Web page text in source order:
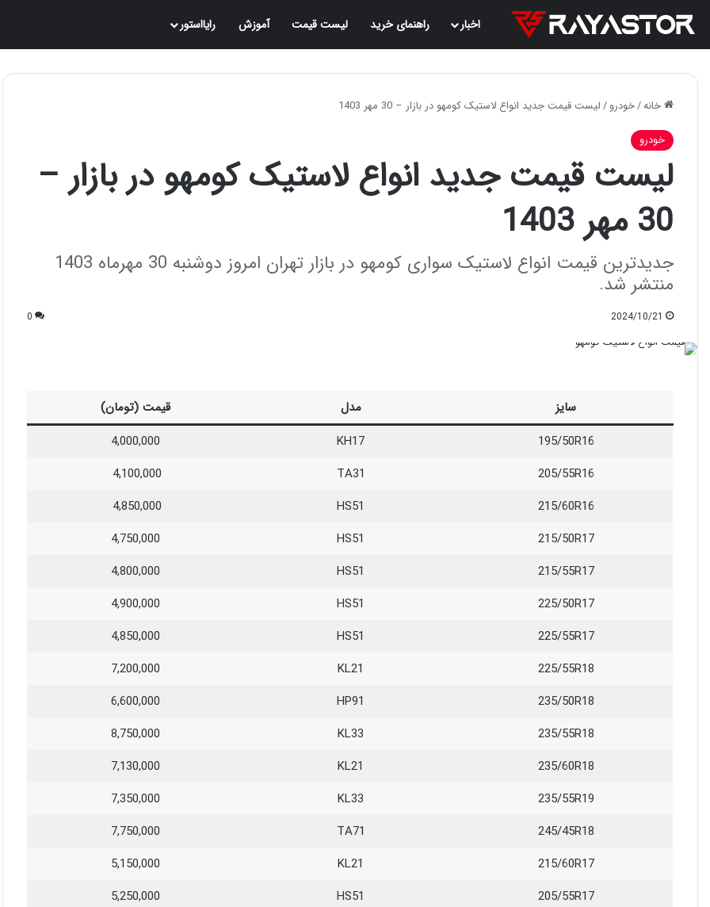
اخبار راهنمای خرید لیست قیمت آموزش رایااستور
خانه/خودرو/لیست قیمت جدید انواع لاستیک کومهو در بازار – 30 مهر 1403
خودرو
لیست قیمت جدید انواع لاستیک کومهو در بازار –
30 مهر 1403
جدیدترین قیمت انواع لاستیک سواری کومهو در بازار تهران امروز دوشنبه 30 مهرماه 1403
منتشر شد.
2024/10/21
0
سایز مدل
قیمت (تومان)
195/50R16
KH17
4,000,000
205/55R16
TA31
4,100,000
215/60R16
HS51
4,850,000
215/50R17
HS51
4,750,000
215/55R17
HS51
4,800,000
225/50R17
HS51
4,900,000
225/55R17
HS51
4,850,000
225/55R18
KL21
7,200,000
235/50R18
HP91
6,600,000
235/55R18
KL33
8,750,000
235/60R18
KL21
7,130,000
235/55R19
KL33
7,350,000
245/45R18
TA71
7,750,000
215/60R17
KL21
5,150,000
205/55R17
HS51
5,250,000